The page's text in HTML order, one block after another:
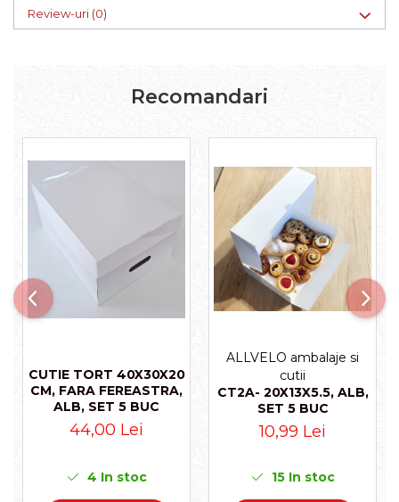
CADOU
PENTRU MINIPRAJITURI
SUPORTURI PENTRU PRAJITURI
TAVITE CARTON
TAVITE PENTRU PRAJITURI SI
TORTURI
Review-uri (0)
Recomandari
CUTIE TORT 40X30X20
CM, FARA FEREASTRA,
ALB, SET 5 BUC
44,00 Lei
4 In stoc
ALLVELO ambalaje si
cutii
CT2A- 20X13X5.5, ALB,
SET 5 BUC
10,99 Lei
15In stoc